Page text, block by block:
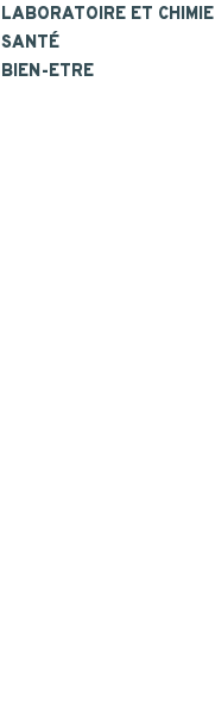
LABORATOIRE ET CHIMIE
SANTÉ
BIEN-ETRE